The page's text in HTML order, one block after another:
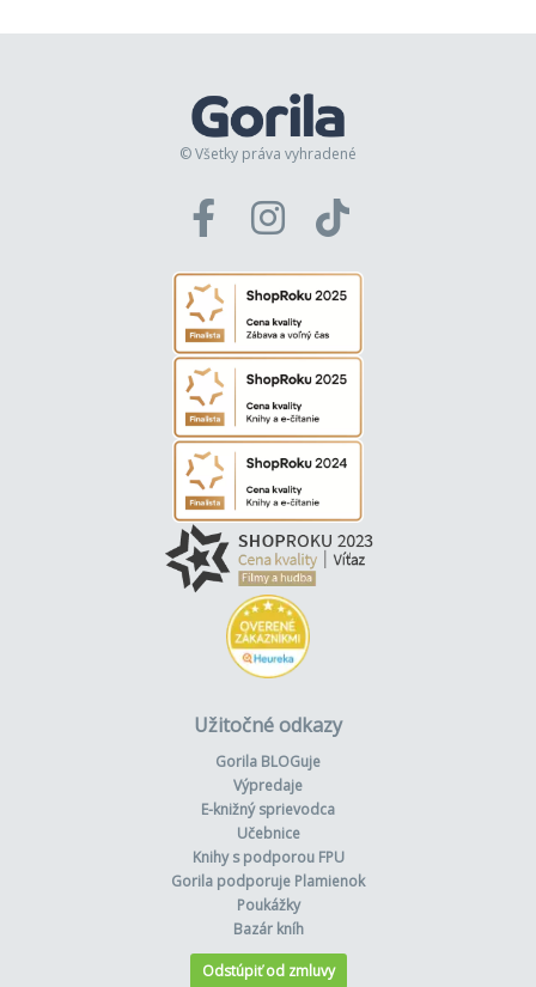
© Všetky práva vyhradené
Užitočné odkazy
Gorila BLOGuje
Výpredaje
E-knižný sprievodca
Učebnice
Knihy s podporou FPU
Gorila podporuje Plamienok
Poukážky
Bazár kníh
Odstúpiť od zmluvy